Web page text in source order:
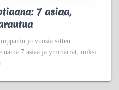
7 asiaa,
jo vuosia sitten.
7 asiaa ja ymmärrät, miksi